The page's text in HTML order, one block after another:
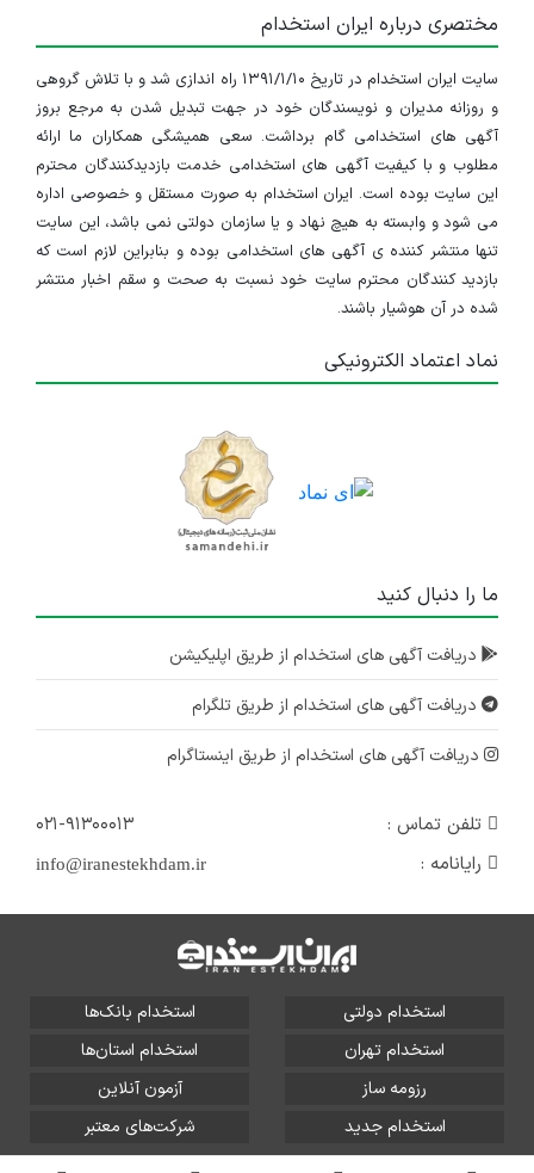
مختصری درباره ایران استخدام
سایت ایران استخدام در تاریخ ۱۳۹۱/۱/۱۰ راه اندازی شد و با تلاش گروهی
و روزانه مدیران و نویسندگان خود در جهت تبدیل شدن به مرجع بروز
آگهی های استخدامی گام برداشت. سعی همیشگی همکاران ما ارائه
مطلوب و با کیفیت آگهی های استخدامی خدمت بازدیدکنندگان محترم
این سایت بوده است. ایران استخدام به صورت مستقل و خصوصی اداره
می شود و وابسته به هیچ نهاد و یا سازمان دولتی نمی باشد، این سایت
تنها منتشر کننده ی آگهی های استخدامی بوده و بنابراین لازم است که
بازدید کنندگان محترم سایت خود نسبت به صحت و سقم اخبار منتشر
شده در آن هوشیار باشند.
نماد اعتماد الکترونیکی
ما را دنبال کنید
دریافت آگهی های استخدام از طریق اپلیکیشن
دریافت آگهی های استخدام از طریق تلگرام
دریافت آگهی های استخدام از طریق اینستاگرام
تلفن تماس :
۰۲۱-۹۱۳۰۰۰۱۳
رایانامه :
info@iranestekhdam.ir
استخدام دولتی
استخدام بانک‌ها
استخدام تهران
استخدام استان‌ها
رزومه ساز
آزمون آنلاین
استخدام جدید
شرکت‌های معتبر